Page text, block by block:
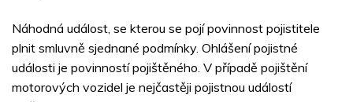
Náhodná událost, se kterou se pojí povinnost pojistitele
plnit smluvně sjednané podmínky. Ohlášení pojistné
události je povinností pojištěného. V případě pojištění
motorových vozidel je nejčastěji pojistnou událostí